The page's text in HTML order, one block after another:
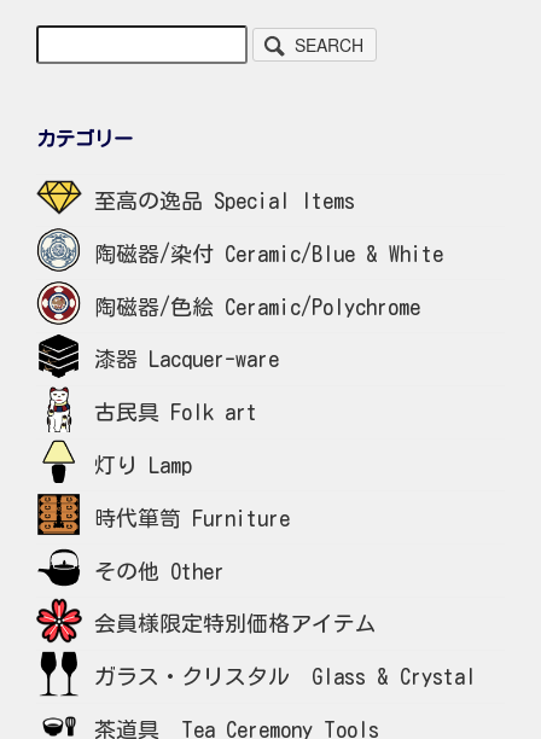
SEARCH
カテゴリー
至高の逸品 Special Items
陶磁器/染付 Ceramic/Blue & White
陶磁器/色絵 Ceramic/Polychrome
漆器 Lacquer-ware
古民具 Folk art
灯り Lamp
時代箪笥 Furniture
その他 Other
会員様限定特別価格アイテム
ガラス・クリスタル Glass & Crystal
茶道具 Tea Ceremony Tools